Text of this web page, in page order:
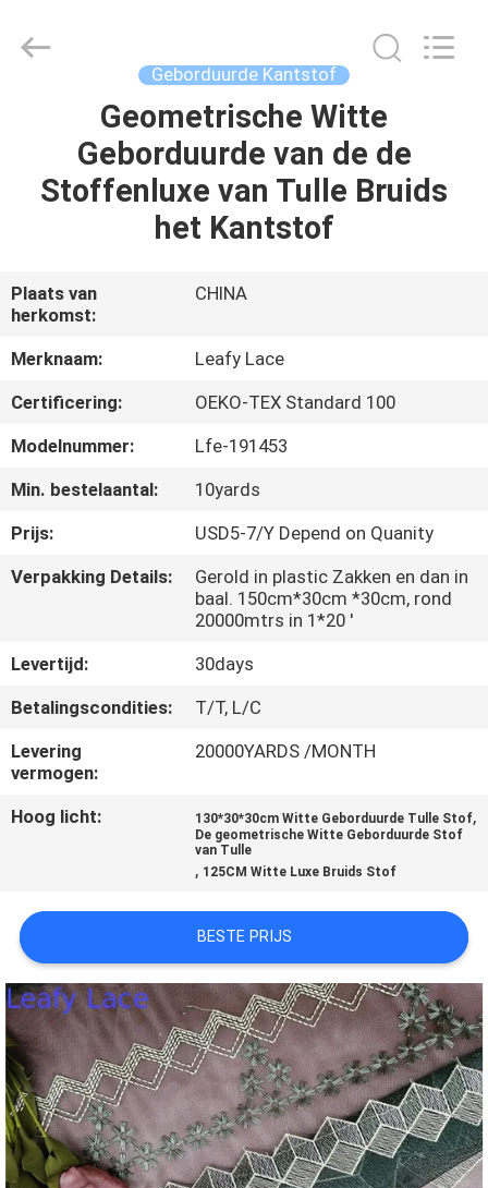
PRODUCTEN
ONS
FABRIEKSREIS
KWALITEITSCONTROLE
CONTACTEER
ONS
VRAAG
EEN
OFFERTE
AAN
PRIVACYBELEID
Ltd..
Geborduurde Kantstof
Geometrische Witte
Geborduurde van de de
Stoffenluxe van Tulle Bruids
het Kantstof
Plaats van
herkomst:
CHINA
Merknaam:
Leafy Lace
Certificering:
OEKO-TEX Standard 100
Modelnummer:
Lfe-191453
Min. bestelaantal:
10yards
Prijs:
USD5-7/Y Depend on Quanity
Verpakking Details:
Gerold in plastic Zakken en dan in
baal. 150cm*30cm *30cm, rond
20000mtrs in 1*20 '
Levertijd:
30days
Betalingscondities:
T/T, L/C
Levering
vermogen:
20000YARDS /MONTH
Hoog licht: 130*30*30cm Witte Geborduurde Tulle Stof,
De geometrische Witte Geborduurde Stof
van Tulle
, 125CM Witte Luxe Bruids Stof
BESTE PRIJS